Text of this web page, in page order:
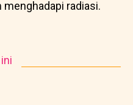
radiasi.